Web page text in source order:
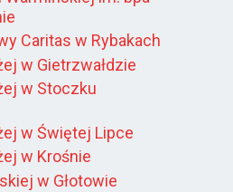
Caritas w Rybakach
w Gietrzwałdzie
w Stoczku
w Świętej Lipce
w Krośnie
w Głotowie